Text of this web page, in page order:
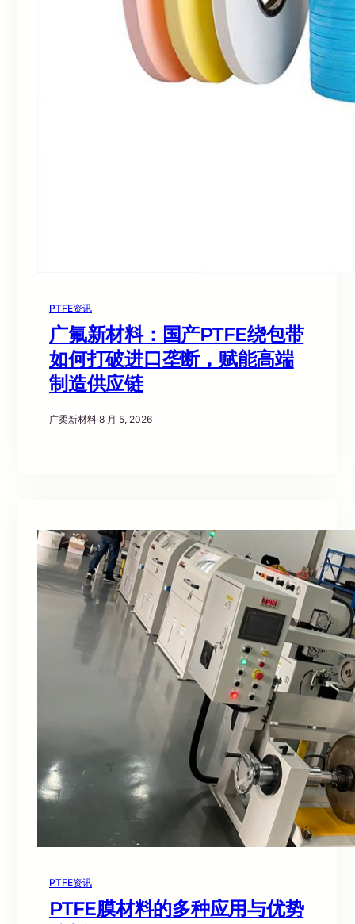
PTFE资讯
广氟新材料：国产PTFE绕包带
如何打破进口垄断，赋能高端
制造供应链
广柔新材料·8 月 5, 2026
PTFE资讯
PTFE膜材料的多种应用与优势